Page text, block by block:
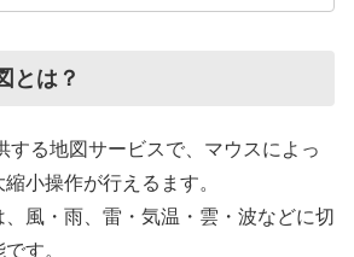
とは？
する地図サービスで、マウスによっ
小操作が行えるます。
風・雨、雷・気温・雲・波などに切
す。